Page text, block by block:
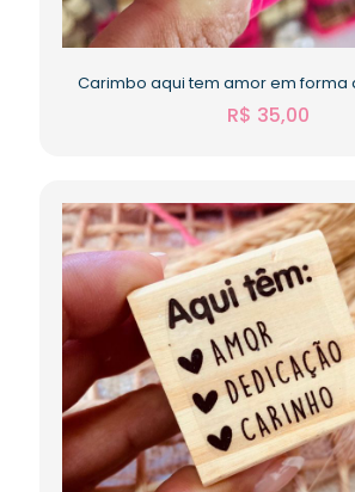
Carimbo aqui tem amor em forma
R$ 35,00